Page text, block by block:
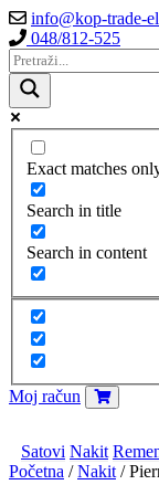
info@kop-trade-
048/812-525
Exact matches
Search in title
Search in content
Moj račun
Satovi Nakit
Početna /Nakit /